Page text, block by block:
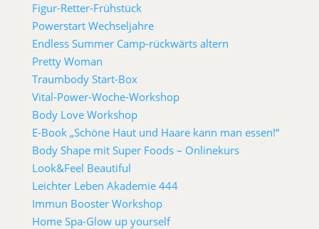
Figur-Retter-Frühstück
Powerstart Wechseljahre
Endless Summer Camp-rückwärts altern
Pretty Woman
Traumbody Start-Box
Vital-Power-Woche-Workshop
Body Love Workshop
E-Book „Schöne Haut und Haare kann man essen!“
Body Shape mit Super Foods – Onlinekurs
Look&Feel Beautiful
Leichter Leben Akademie 444
Immun Booster Workshop
Home Spa-Glow up yourself